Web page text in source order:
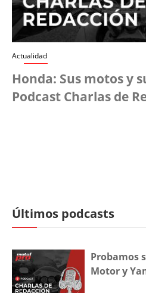
Actualidad
Honda: Sus motos y
Podcast Charlas de
Últimos podcasts
Probamos
Motor y